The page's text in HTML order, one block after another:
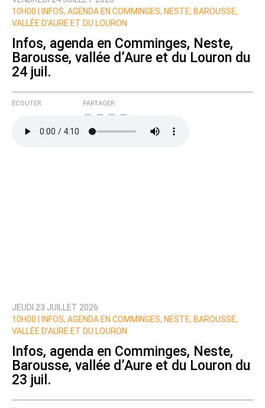
Nom
Courriel (non publié)
Ajoutez votre commentaire ici
Prévenez-moi de tous les nouveaux commentaires
de cette discussion par email
10H00 |
INFOS, AGENDA EN COMMINGES, NESTE, BAROUSSE,
VALLÉE D’AURE ET DU LOURON
Infos, agenda en Comminges, Neste,
Barousse, vallée d’Aure et du Louron du
24 juil.
ÉCOUTER PARTAGER
JEUDI 23 JUILLET 2026
10H00 |
INFOS, AGENDA EN COMMINGES, NESTE, BAROUSSE,
VALLÉE D’AURE ET DU LOURON
Infos, agenda en Comminges, Neste,
Barousse, vallée d’Aure et du Louron du
23 juil.